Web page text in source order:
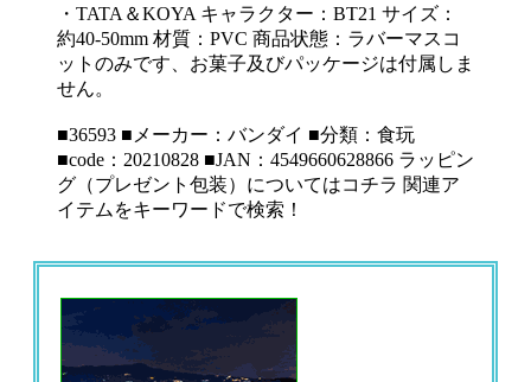
・TATA＆KOYA キャラクター：BT21 サイズ：
約40-50mm 材質：PVC 商品状態：ラバーマスコ
ットのみです、お菓子及びパッケージは付属しま
せん。
■36593 ■メーカー：バンダイ ■分類：食玩
■code：20210828 ■JAN：4549660628866 ラッピン
グ（プレゼント包装）についてはコチラ 関連ア
イテムをキーワードで検索！